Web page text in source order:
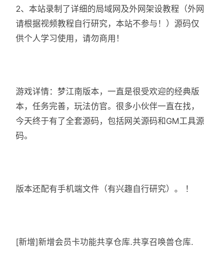
2、本站录制了详细的局域网及外网架设教程（外网
请根据视频教程自行研究，本站不参与！）源码仅
供个人学习使用，请勿商用！
游戏详情：梦江南版本，一直是很受欢迎的经典版
本，任务完善，玩法仿官。很多小伙伴一直在找，
今天终于有了全套源码，包括网关源码和GM工具源
码。
版本还配有手机端文件（有兴趣自行研究）。 ！
[新增]新增会员卡功能共享仓库.共享召唤兽仓库.